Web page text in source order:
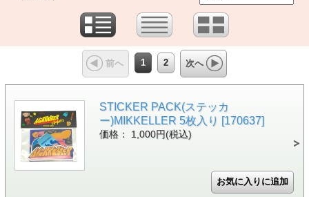
前へ 1 2 次へ
STICKER PACK(ステッカ
ー)MIKKELLER 5枚入り [170637]
価格： 1,000円(税込)